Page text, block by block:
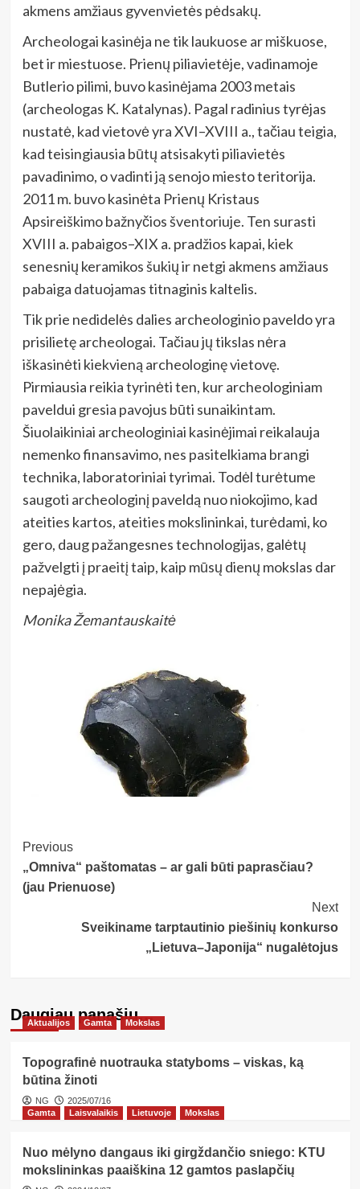
akmens amžiaus gyvenvietės pėdsakų.
Archeologai kasinėja ne tik laukuose ar miškuose,
bet ir miestuose. Prienų piliavietėje, vadinamoje
Butlerio pilimi, buvo kasinėjama 2003 metais
(archeologas K. Katalynas). Pagal radinius tyrėjas
nustatė, kad vietovė yra XVI–XVIII a., tačiau teigia,
kad teisingiausia būtų atsisakyti piliavietės
pavadinimo, o vadinti ją senojo miesto teritorija.
2011 m. buvo kasinėta Prienų Kristaus
Apsireiškimo bažnyčios šventoriuje. Ten surasti
XVIII a. pabaigos–XIX a. pradžios kapai, kiek
senesnių keramikos šukių ir netgi akmens amžiaus
pabaiga datuojamas titnaginis kaltelis.
Tik prie nedidelės dalies archeologinio paveldo yra
prisilietę archeologai. Tačiau jų tikslas nėra
iškasinėti kiekvieną archeologinę vietovę.
Pirmiausia reikia tyrinėti ten, kur archeologiniam
paveldui gresia pavojus būti sunaikintam.
Šiuolaikiniai archeologiniai kasinėjimai reikalauja
nemenko finansavimo, nes pasitelkiama brangi
technika, laboratoriniai tyrimai. Todėl turėtume
saugoti archeologinį paveldą nuo niokojimo, kad
ateities kartos, ateities mokslininkai, turėdami, ko
gero, daug pažangesnes technologijas, galėtų
pažvelgti į praeitį taip, kaip mūsų dienų mokslas dar
nepajėgia.
Monika Žemantauskaitė
Post
Navigation
Previous
„Omniva“ paštomatas – ar gali būti paprasčiau?
(jau Prienuose)
Next
Sveikiname tarptautinio piešinių konkurso
„Lietuva–Japonija“ nugalėtojus
Daugiau panašių…
Aktualijos Gamta Mokslas
Topografinė nuotrauka statyboms – viskas, ką
būtina žinoti
NG
2025/07/16
Gamta
Laisvalaikis Lietuvoje Mokslas
Nuo mėlyno dangaus iki girgždančio sniego: KTU
mokslininkas paaiškina 12 gamtos paslapčių